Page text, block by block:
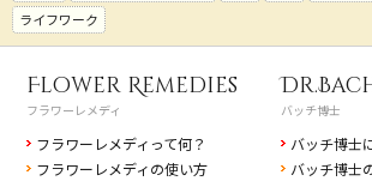
ライフワーク
Flower Remedies
フラワーレメディ
フラワーレメディって何？
フラワーレメディの使い方
バッチ博士
バッチ博士
バッチ博士